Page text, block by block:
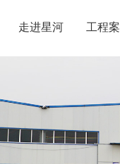
走进星河 工程